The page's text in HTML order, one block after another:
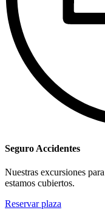
Seguro Accidentes
Nuestras excursiones
estamos cubiertos.
Reservar plaza